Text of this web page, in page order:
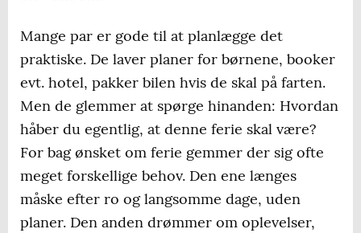
Mange par er gode til at planlægge det
praktiske. De laver planer for børnene, booker
evt. hotel, pakker bilen hvis de skal på farten.
Men de glemmer at spørge hinanden: Hvordan
håber du egentlig, at denne ferie skal være?
For bag ønsket om ferie gemmer der sig ofte
meget forskellige behov. Den ene længes
måske efter ro og langsomme dage, uden
planer. Den anden drømmer om oplevelser,